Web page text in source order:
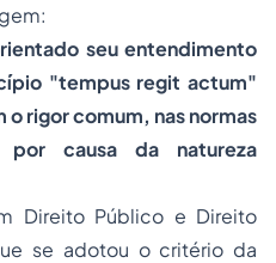
seu entendimento
"tempus regit actum"
rigor comum, nas normas
causa da natureza
Direito Público e Direito
se adotou o critério da